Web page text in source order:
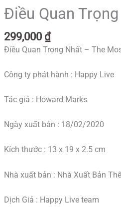
Điều Quan
299,000 ₫
Điều Quan Trọng Nhất – The
Công ty phát hành : Happy Live
Tác giả : Howard Marks
Ngày xuất bản : 18/02/2020
Kích thước : 13 x 19 x 2.5 cm
Nhà xuất bản : Nhà Xuất Bản
Dịch Giả : Happy Live team